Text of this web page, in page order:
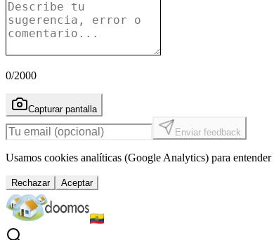
0/2000
Capturar pantalla
Enviar feedback
Usamos cookies analíticas (Google Analytics) para
Rechazar Aceptar